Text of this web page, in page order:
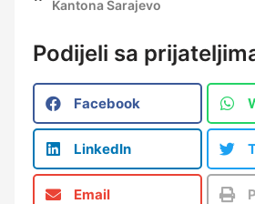
Kantona Sarajevo
Podijeli sa
Facebook
LinkedIn
Email